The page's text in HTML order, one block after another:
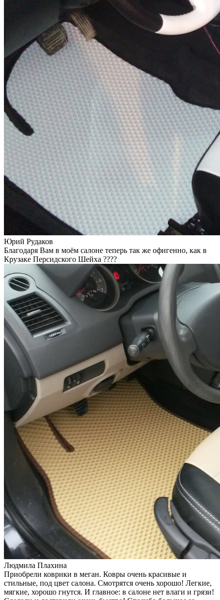
Юрий Рудаков
Благодаря Вам в моём салоне теперь так же офигенно, как в
Крузаке Персидского Шейха ????
Людмила Плахина
Приобрели коврики в меган. Ковры очень красивые и
стильные, под цвет салона. Смотрятся очень хорошо! Легкие,
мягкие, хорошо гнутся. И главное: в салоне нет влаги и грязи!